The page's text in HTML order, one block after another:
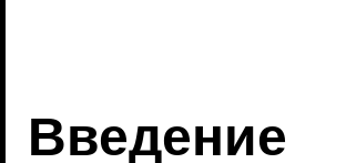
Введение